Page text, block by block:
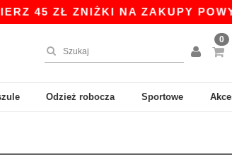
45 ZŁ ZNIŻKI NA ZAKUPY
0
Odzież robocza Sportowe